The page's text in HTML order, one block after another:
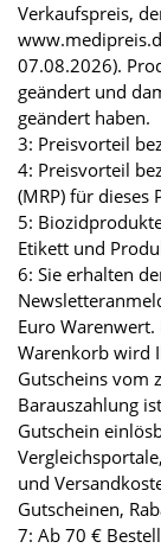
Verkaufspreis,
07.08.2026).
geändert und
geändert haben.
3: Preisvorteil
4: Preisvorteil
(MRP) für dieses
5:
Etikett und
6: Sie erhalten
Euro Warenwert.
Warenkorb wird
Gutscheins vom
Barauszahlung
Gutschein
und
Gutscheinen,
7: Ab 70 €